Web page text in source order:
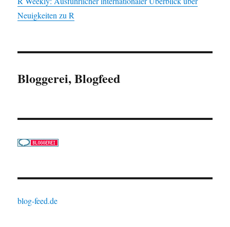
Neuigkeiten zu R
Bloggerei, Blogfeed
blog-feed.de